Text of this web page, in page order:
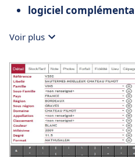
logiciel
Voir plus